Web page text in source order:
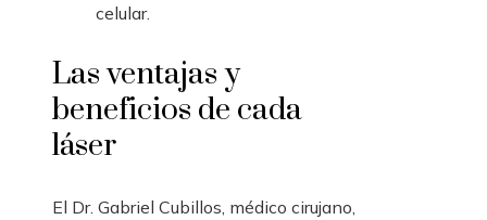
celular.
Las ventajas y
beneficios de cada
láser
El Dr. Gabriel Cubillos, médico cirujano,